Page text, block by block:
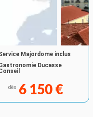
Majordome inclus
Ducasse
dès 6 150 €